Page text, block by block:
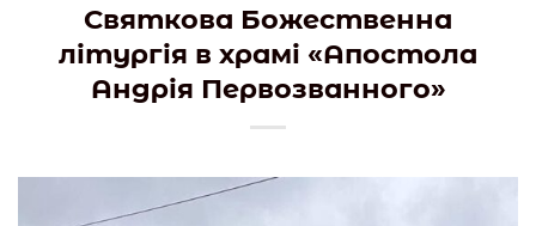
Святкова Божественна
літургія в храмі «Апостола
Андрія Первозванного»